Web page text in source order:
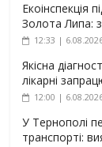
Екоінспекція
Золота Липа:
12:33 |
Якісна
лікарні
12:00 |
У Тернополі
транспорті: